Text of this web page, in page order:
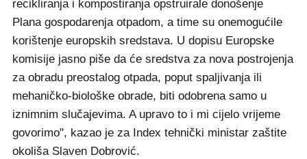
recikliranja i kompostiranja opstruirale donošenje
Plana gospodarenja otpadom, a time su onemogućile
korištenje europskih sredstava. U dopisu Europske
komisije jasno piše da će sredstva za nova postrojenja
za obradu preostalog otpada, poput spaljivanja ili
mehaničko-biološke obrade, biti odobrena samo u
iznimnim slučajevima. A upravo to i mi cijelo vrijeme
govorimo", kazao je za Index tehnički ministar zaštite
okoliša Slaven Dobrović.